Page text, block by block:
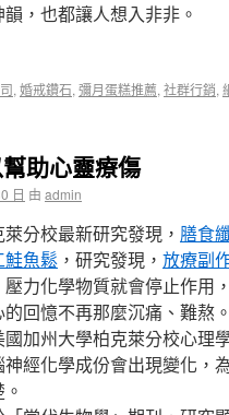
，也都讓人想入非非。
, 婚戒鑽石, 彌月蛋糕推薦, 社群行銷,
助心靈療傷
日 由 admin
分校最新研究發現， 膳食
鮭魚鬆 ，研究發現， 放療副
壓力化學物質就會停止作用，
的回憶不再那麼沉痛、難熬。
國加州大學柏克萊分校心
經化學成份會出現變化，